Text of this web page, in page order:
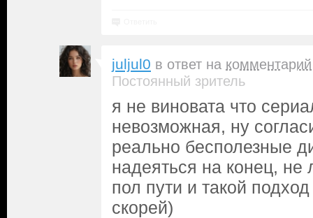
juljul0 в ответ на комментарий
Постоянный зритель
я не виновата что
невозможная, ну
реально бесполезные
надеяться на конец,
пол пути и такой
скорей)